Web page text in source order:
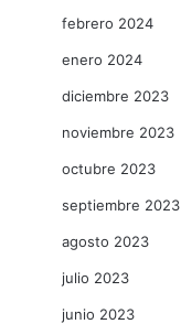
febrero 2024
enero 2024
diciembre 2023
noviembre 2023
octubre 2023
septiembre 2023
agosto 2023
julio 2023
junio 2023